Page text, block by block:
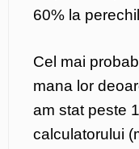
60% la
Cel mai
mana lor
am stat peste
calculatorului